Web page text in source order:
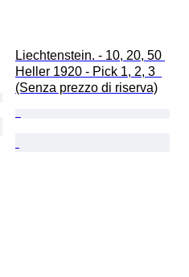
Liechtenstein. - 10, 20, 50
Heller 1920 - Pick 1, 2, 3
(Senza prezzo di riserva)